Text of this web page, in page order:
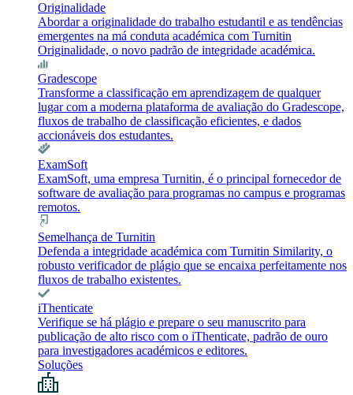
Originalidade
Abordar a originalidade do trabalho estudantil e as tendências
emergentes na má conduta académica com Turnitin
Originalidade, o novo padrão de integridade académica.
Gradescope
Transforme a classificação em aprendizagem de qualquer
lugar com a moderna plataforma de avaliação do Gradescope,
fluxos de trabalho de classificação eficientes, e dados
accionáveis dos estudantes.
ExamSoft
ExamSoft, uma empresa Turnitin, é o principal fornecedor de
software de avaliação para programas no campus e programas
remotos.
Semelhança de Turnitin
Defenda a integridade académica com Turnitin Similarity, o
robusto verificador de plágio que se encaixa perfeitamente nos
fluxos de trabalho existentes.
iThenticate
Verifique se há plágio e prepare o seu manuscrito para
publicação de alto risco com o iThenticate, padrão de ouro
para investigadores académicos e editores.
Soluções